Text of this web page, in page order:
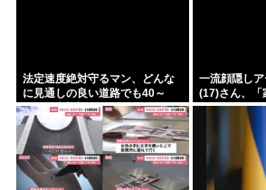
法定速度絶対守るマン、どんな
に見通しの良い道路でも40～
60km以上出さない
一流顔隠し
(17)さん、「
てきたw」
ん抑えられ